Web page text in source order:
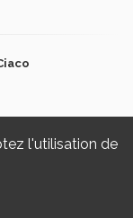
l'utilisation de